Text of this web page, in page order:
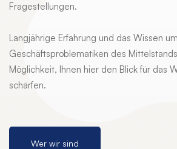
Fragestellungen.
Langjährige Erfahrung und das Wissen
Geschäftsproblematiken des
Möglichkeit, Ihnen hier den Blick für das
schärfen.
Wer wir sind